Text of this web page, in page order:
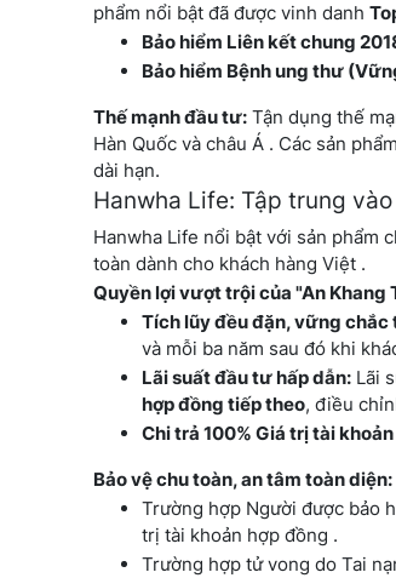
phẩm nổi bật đã được vinh danh
Bảo hiểm Liên kết chung
Bảo hiểm Bệnh ung thư
Thế mạnh đầu tư: Tận dụng thế
Hàn Quốc và châu Á . Các sản
dài hạn.
Hanwha Life: Tập trung
Hanwha Life nổi bật với sản phẩm
toàn dành cho khách hàng Việt .
Quyền lợi vượt trội của "An Khang
Tích lũy đều đặn, vững chắc
và mỗi ba năm sau đó khi
Lãi suất đầu tư hấp dẫn: Lãi
hợp đồng tiếp theo, điều
Chi trả 100% Giá trị tài
Bảo vệ chu toàn, an tâm toàn diện:
Trường hợp Người được bảo
trị tài khoản hợp đồng .
Trường hợp tử vong do Tai